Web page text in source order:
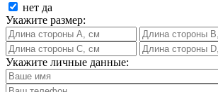
нет да
Укажите размер:
Укажите личные данные: